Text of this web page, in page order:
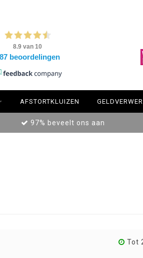
AFSTORTKLUIZEN
97% beveelt ons aan
Tot